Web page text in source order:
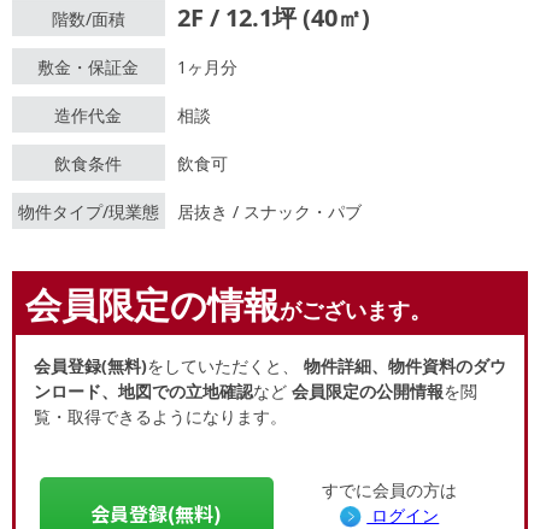
階数/面積 2F / 12.1坪 (40㎡)
敷金・保証金 1ヶ月分
造作代金 相談
飲食条件 飲食可
物件タイプ/現業態 居抜き / スナック・パブ
会員限定の情報がございます。
会員登録(無料)をしていただくと、 物件詳細、物件資料のダウ
ンロード、地図での立地確認など 会員限定の公開情報を閲
覧・取得できるようになります。
会員登録(無料)
すでに会員の方は
ログイン